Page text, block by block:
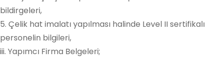
bildirgeleri,
5. Çelik hat imalatı yapılması halinde Level II sertifikalı
personelin bilgileri,
iii. Yapımcı Firma Belgeleri;